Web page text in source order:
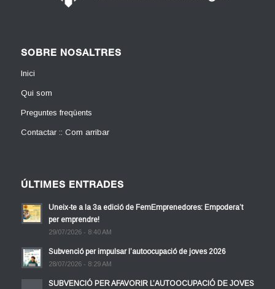
SOBRE NOSALTRES
Inici
Qui som
Preguntes freqüents
Contactar :: Com arribar
ÚLTIMES ENTRADES
Uneix-te a la 3a edició de FemEmprenedores: Empodera’t
per emprendre!
29/07/2026 - 8:40 AM
Subvenció per impulsar l’autoocupació de joves 2026
28/07/2026 - 8:29 AM
SUBVENCIÓ PER AFAVORIR L’AUTOOCUPACIÓ DE JOVES